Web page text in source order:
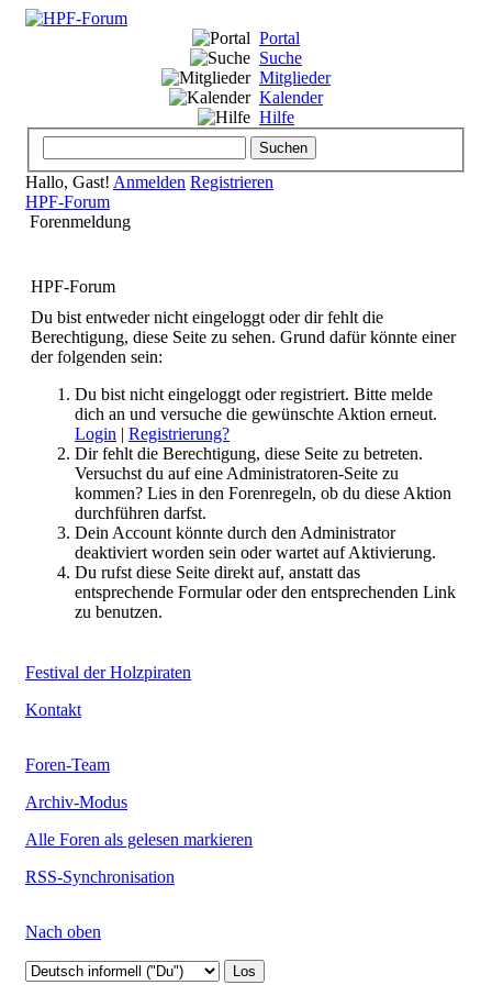
Portal
Suche
Mitglieder
Kalender
Hilfe
Hallo, Gast! Anmelden Registrieren
HPF-Forum
Forenmeldung
HPF-Forum
Du bist entweder nicht eingeloggt oder dir fehlt die
Berechtigung, diese Seite zu sehen. Grund dafür könnte einer
der folgenden sein:
Du bist nicht eingeloggt oder registriert. Bitte melde
dich an und versuche die gewünschte Aktion erneut.
Login | Registrierung?
Dir fehlt die Berechtigung, diese Seite zu betreten.
Versuchst du auf eine Administratoren-Seite zu
kommen? Lies in den Forenregeln, ob du diese Aktion
durchführen darfst.
Dein Account könnte durch den Administrator
deaktiviert worden sein oder wartet auf Aktivierung.
Du rufst diese Seite direkt auf, anstatt das
entsprechende Formular oder den entsprechenden Link
zu benutzen.
Festival der Holzpiraten
Kontakt
Foren-Team
Archiv-Modus
Alle Foren als gelesen markieren
RSS-Synchronisation
Nach oben